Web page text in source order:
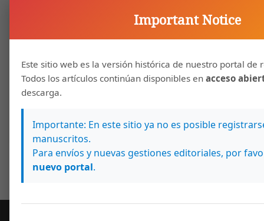
Important Notice
Este sitio web es la versión histórica de nuestro portal de
Todos los artículos continúan disponibles en acceso
descarga.
Importante: En este sitio ya no es posible
manuscritos.
Para envíos y nuevas gestiones editoriales, por
nuevo portal.